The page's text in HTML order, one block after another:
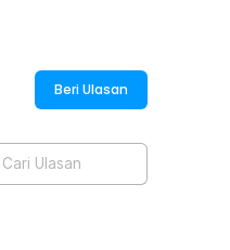
Beri Ulasan
Cari Ulasan